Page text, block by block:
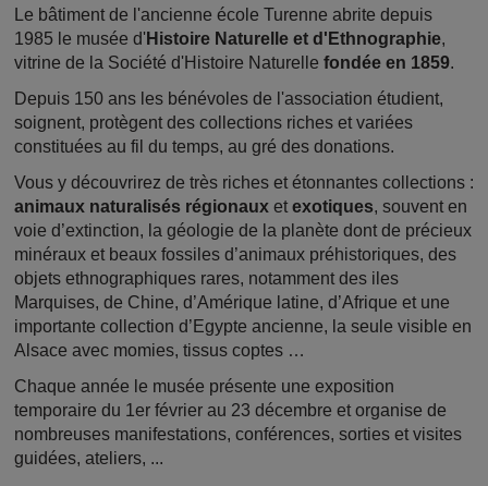
Le bâtiment de l'ancienne école Turenne abrite depuis
1985 le musée d' Histoire Naturelle et d'Ethnographie,
vitrine de la Société d'Histoire Naturelle fondée en 1859.
Depuis 150 ans les bénévoles de l'association étudient,
soignent, protègent des collections riches et variées
constituées au fil du temps, au gré des donations.
Vous y découvrirez de très riches et étonnantes collections :
animaux naturalisés régionaux et exotiques, souvent en
voie d’extinction, la géologie de la planète dont de précieux
minéraux et beaux fossiles d’animaux préhistoriques, des
objets ethnographiques rares, notamment des iles
Marquises, de Chine, d’Amérique latine, d’Afrique et une
importante collection d’Egypte ancienne, la seule visible en
Alsace avec momies, tissus coptes …
Chaque année le musée présente une exposition
temporaire du 1er février au 23 décembre et organise de
nombreuses manifestations, conférences, sorties et visites
guidées, ateliers, ...